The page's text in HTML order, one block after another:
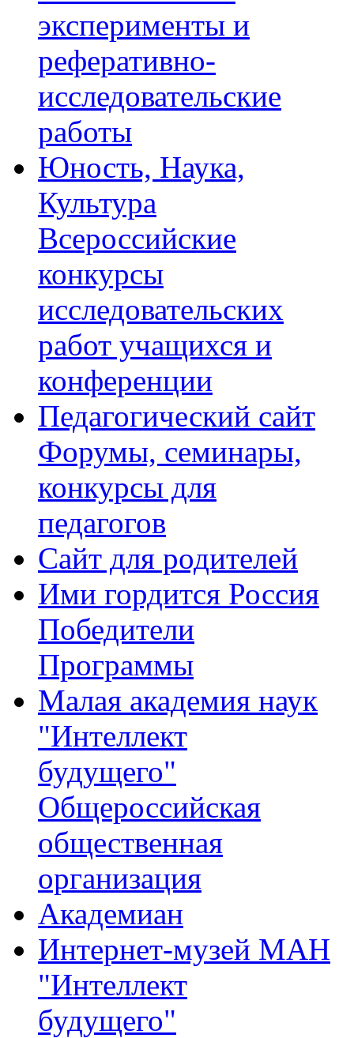
эксперименты и
реферативно-
исследовательские
работы
Юность, Наука,
Культура
Всероссийские
конкурсы
исследовательских
работ учащихся и
конференции
Педагогический сайт
Форумы, семинары,
конкурсы для
педагогов
Сайт для родителей
Ими гордится Россия
Победители
Программы
Малая академия наук
"Интеллект
будущего"
Общероссийская
общественная
организация
Академиан
Интернет-музей МАН
"Интеллект
будущего"